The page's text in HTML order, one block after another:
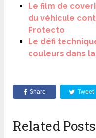
Le film de
du véhicule
Protecto
Le défi
couleurs dans
Share Tweet
Related Posts